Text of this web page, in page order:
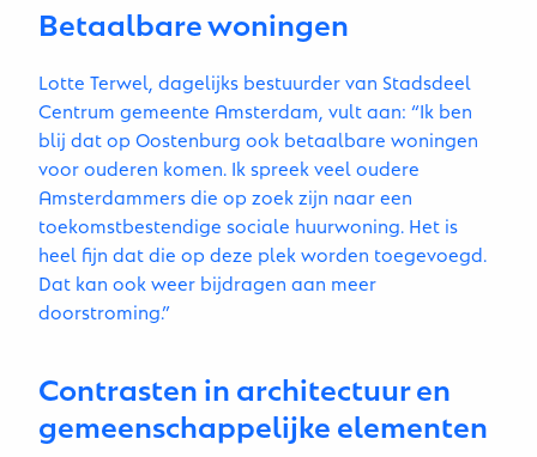
Betaalbare woningen
Lotte Terwel, dagelijks bestuurder van Stadsdeel
Centrum gemeente Amsterdam, vult aan: “Ik ben
blij dat op Oostenburg ook betaalbare woningen
voor ouderen komen. Ik spreek veel oudere
Amsterdammers die op zoek zijn naar een
toekomstbestendige sociale huurwoning. Het is
heel fijn dat die op deze plek worden toegevoegd.
Dat kan ook weer bijdragen aan meer
doorstroming.”
Contrasten in architectuur en
gemeenschappelijke elementen